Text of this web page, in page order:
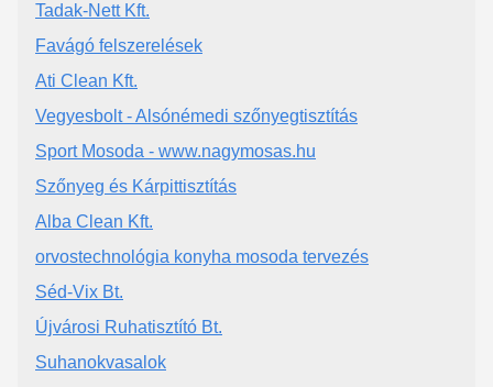
Tadak-Nett Kft.
Favágó felszerelések
Ati Clean Kft.
Vegyesbolt - Alsónémedi szőnyegtisztítás
Sport Mosoda - www.nagymosas.hu
Szőnyeg és Kárpittisztítás
Alba Clean Kft.
orvostechnológia konyha mosoda tervezés
Séd-Vix Bt.
Újvárosi Ruhatisztító Bt.
Suhanokvasalok